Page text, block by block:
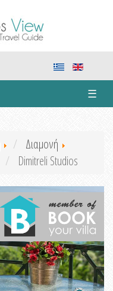
☰
Διαμονή
Dimitreli Studios